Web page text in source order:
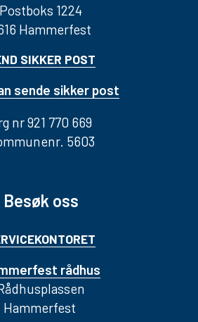
Postboks 1224
Hammerfest
SIKKER POST
sende sikker post
nr 921 770 669
5603
Besøk oss
rådhus
Hammerfest